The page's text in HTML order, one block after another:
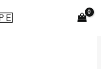
du
plus
récent